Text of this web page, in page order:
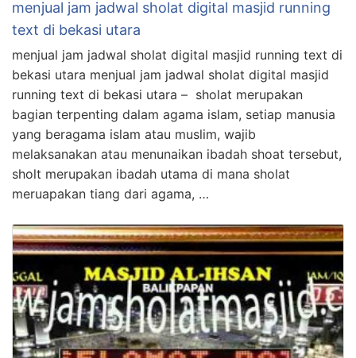
menjual jam jadwal sholat digital masjid running
text di bekasi utara
menjual jam jadwal sholat digital masjid running text di
bekasi utara menjual jam jadwal sholat digital masjid
running text di bekasi utara – sholat merupakan
bagian terpenting dalam agama islam, setiap manusia
yang beragama islam atau muslim, wajib
melaksanakan atau menunaikan ibadah shoat tersebut,
sholt merupakan ibadah utama di mana sholat
meruapakan tiang dari agama, …